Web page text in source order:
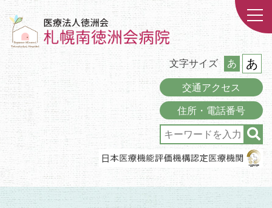
文字サイズ あ あ
交通アクセス
住所・電話番号